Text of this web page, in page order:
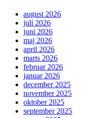
august 2026
juli 2026
juni 2026
maj 2026
april 2026
marts 2026
februar 2026
januar 2026
december 2025
november 2025
oktober 2025
september 2025